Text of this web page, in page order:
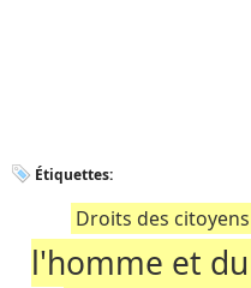
Étiquettes:
Droits des
l'homme et